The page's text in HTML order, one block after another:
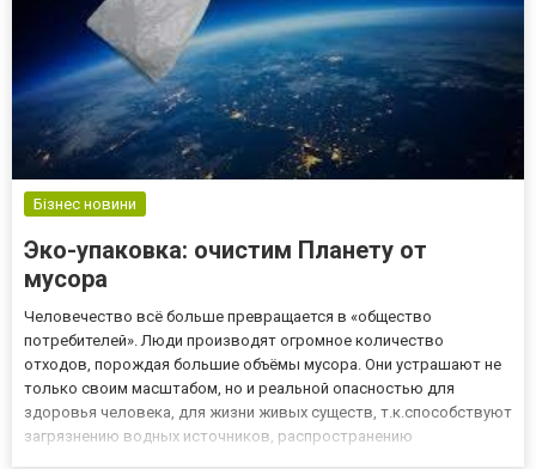
Бізнес новини
Эко-упаковка: очистим Планету от
мусора
Человечество всё больше превращается в «общество
потребителей». Люди производят огромное количество
отходов, порождая большие объёмы мусора. Они устрашают не
только своим масштабом, но и реальной опасностью для
здоровья человека, для жизни живых существ, т.к.способствуют
загрязнению водных источников, распространению